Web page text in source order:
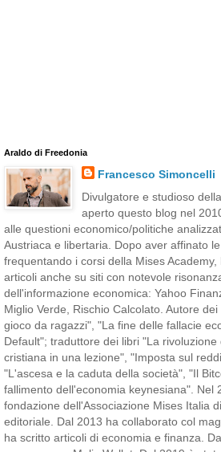
Araldo di Freedonia
Francesco Simoncelli
Divulgatore e studioso
aperto questo blog nel
alle questioni economico/politiche
Austriaca e libertaria. Dopo aver affinato
frequentando i corsi della Mises
articoli anche su siti con notevole
dell'informazione economica: Yahoo
Miglio Verde, Rischio Calcolato. Autore
gioco da ragazzi", "La fine delle fallacie
Default"; traduttore dei libri "La
cristiana in una lezione", "Imposta sul
"L'ascesa e la caduta della società", "Il
fallimento dell'economia keynesiana". Nel
fondazione dell'Associazione Mises Italia
editoriale. Dal 2013 ha collaborato col
ha scritto articoli di economia e finanza.